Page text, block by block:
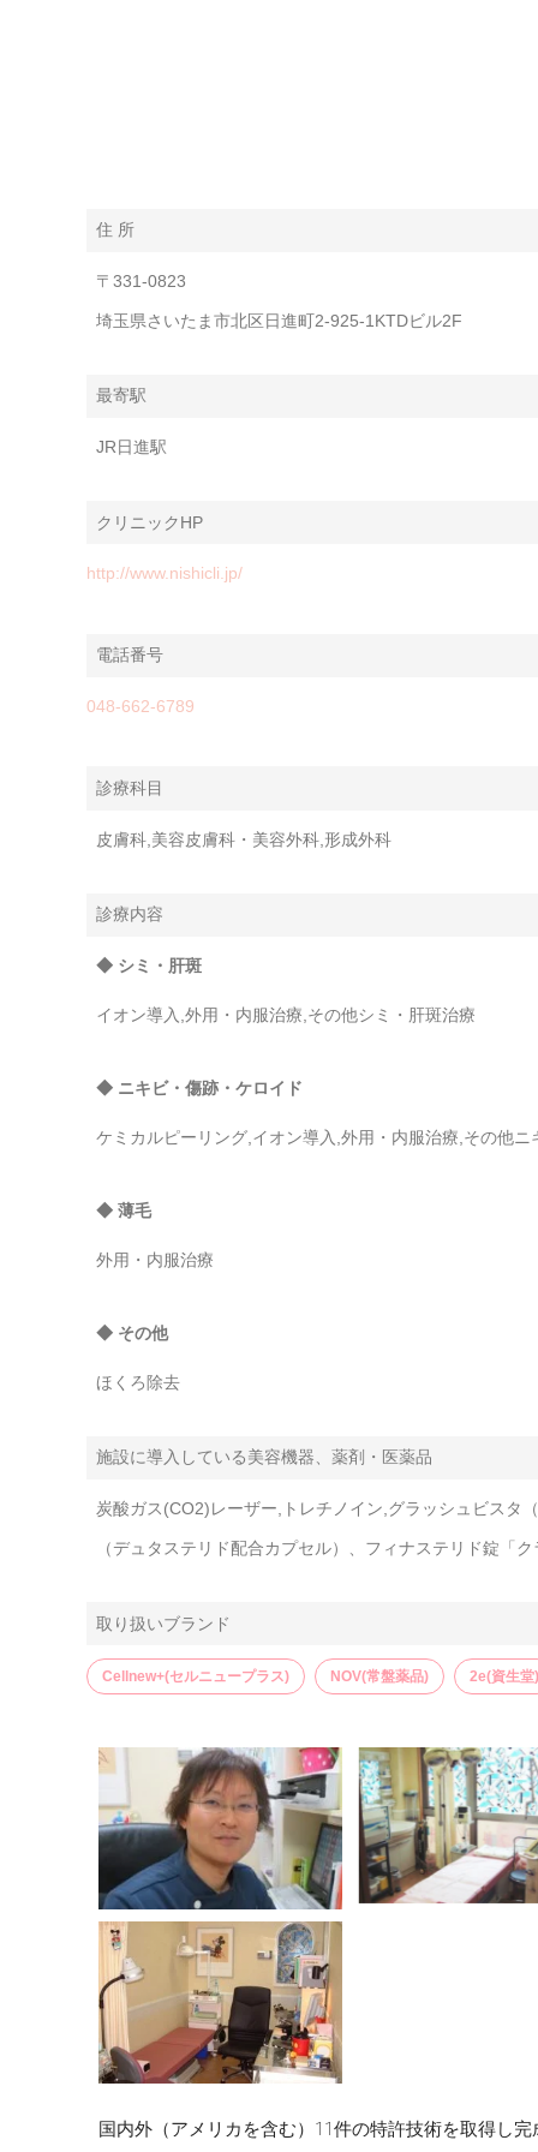
住 所
〒331-0823
埼玉県さいたま市北区日進町2-925-1KTDビル2F
最寄駅
JR日進駅
クリニックHP
http://www.nishicli.jp/
電話番号
048-662-6789
診療科目
皮膚科,美容皮膚科・美容外科,形成外科
診療内容
◆ シミ・肝斑
イオン導入,外用・内服治療,その他シミ・肝斑治療
◆ ニキビ・傷跡・ケロイド
ケミカルピーリング,イオン導入,外用・内服治療,その他
◆ 薄毛
外用・内服治療
◆ その他
ほくろ除去
施設に導入している美容機器、薬剤・医薬品
炭酸ガス(CO2)レーザー,トレチノイン,グラッシュビスタ
（デュタステリド配合カプセル）、フィナステリド錠「
取り扱いブランド
Cellnew+(セルニュープラス) NOV(常盤薬品) 2e(資生堂)
国内外（アメリカを含む）11件の特許技術を取得し